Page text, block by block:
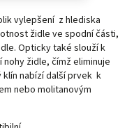
vylepšení z hlediska
židle ve spodní části,
Opticky také slouží k
židle, čímž eliminuje
klín nabízí další prvek k
nebo molitanovým